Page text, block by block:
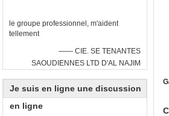
le groupe professionnel, m'aident
tellement
—— CIE. SE TENANTES
SAOUDIENNES LTD D'AL NAJIM
Je suis en ligne une discussion
en ligne